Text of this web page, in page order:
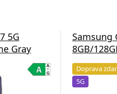
5G
Gray
Samsung
8GB/
Doprava
5G